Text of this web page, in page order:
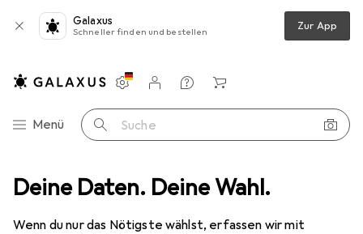
Deine Daten. Deine Wahl.
Wenn du nur das Nötigste wählst, erfassen wir mit
Galaxus
Schneller finden und bestellen Zur App
Navigation nach Kategorien
Menü Suche
Einstellungen
Kundenkonto
Vergleichslisten
Merklisten
Warenkorb
Nägel Schweizerische Nagelfabrik Breitkopfstifte